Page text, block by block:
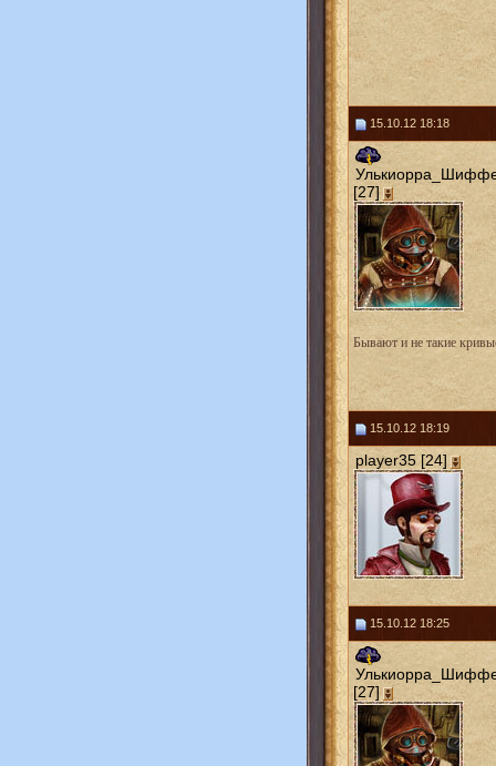
15.10.12 18:18
[27]
Бывают и не такие
15.10.12 18:19
player35 [24]
15.10.12 18:25
[27]